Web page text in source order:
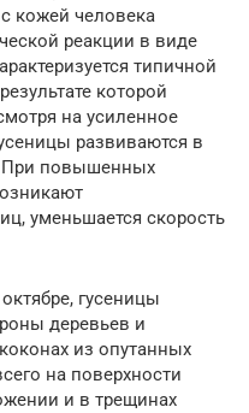
кожей человека
реакции в виде
типичной
которой
на усиленное
развиваются в
При повышенных
уменьшается скорость
гусеницы
деревьев и
из опутанных
на поверхности
и в трещинах